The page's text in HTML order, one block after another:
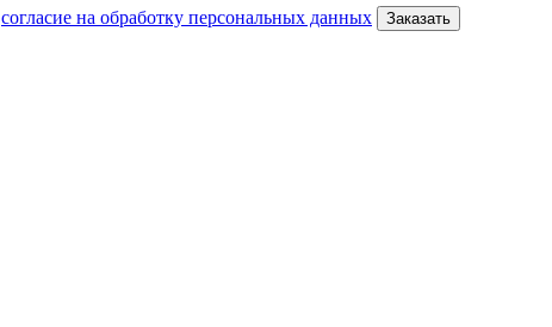
согласие на обработку персональных данных